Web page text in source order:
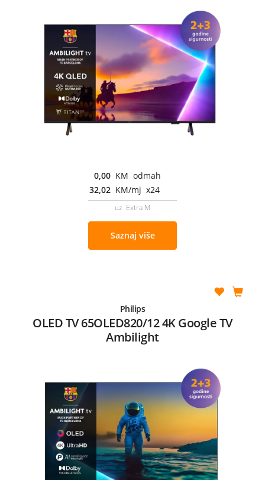
0,00 KM odmah
32,02 KM/mj x24
uz Extra M
Saznaj više
Philips
OLED TV 65OLED820/12 4K Google TV
Ambilight